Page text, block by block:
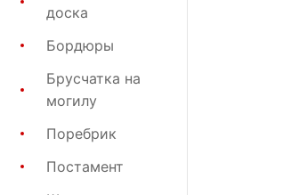
доска
Бордюры
Брусчатка на
могилу
Поребрик
Постамент